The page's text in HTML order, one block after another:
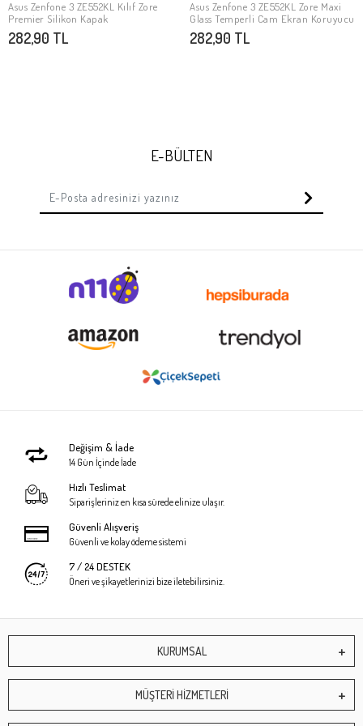
SEPETE EKLE
Asus Zenfone 3 ZE552KL Kılıf Zore
Premier Silikon Kapak
282,90 TL
Stokta Yok
Asus Zenfone 3 ZE552KL Zore Maxi
Glass Temperli Cam Ekran Koruyucu
282,90 TL
E-BÜLTEN
Değişim & İade
14 Gün İçinde İade
Hızlı Teslimat
Siparişleriniz en kısa sürede elinize ulaşır.
Güvenli Alışveriş
Güvenli ve kolay ödeme sistemi
7 / 24 DESTEK
Öneri ve şikayetlerinizi bize iletebilirsiniz.
KURUMSAL
MÜŞTERİ HİZMETLERİ